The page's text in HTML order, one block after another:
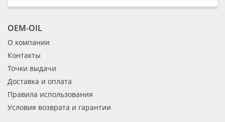
OEM-OIL
О компании
Контакты
Точки выдачи
Доставка и оплата
Правила использования
Условия возврата и гарантии